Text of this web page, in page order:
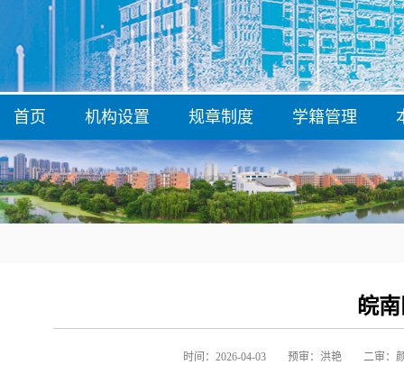
首页 机构设置 规章制度 学籍管理
皖
时间：2026-04-03 预审：洪艳 二审：